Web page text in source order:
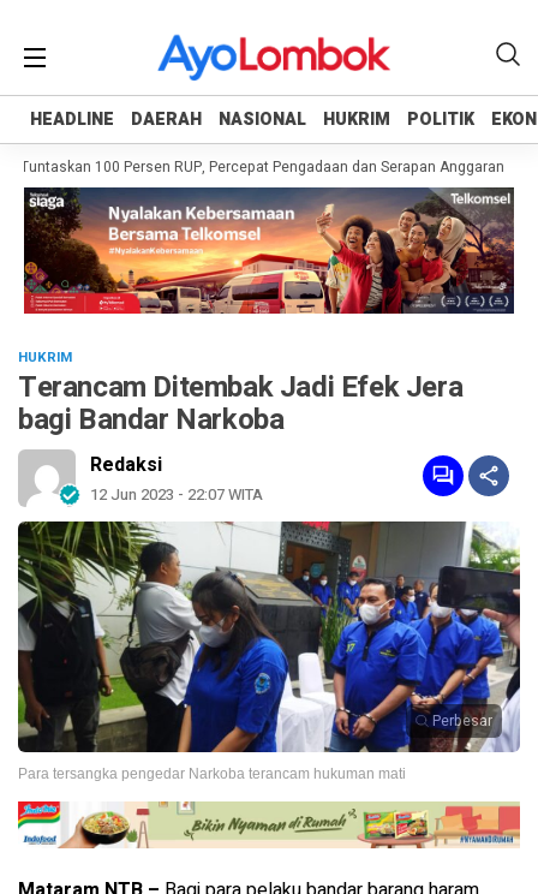
HEADLINE DAERAH NASIONAL HUKRIM POLITIK
HEADLINE DAERAH NASIONAL HUKRIM POLITIK
100 Persen RUP, Percepat Pengadaan dan Serapan Anggaran
HUKRIM
Terancam Ditembak Jadi Efek Jera
bagi Bandar Narkoba
Redaksi
12 Jun 2023 - 22:07 WITA
Perbesar
Para tersangka pengedar Narkoba terancam hukuman mati